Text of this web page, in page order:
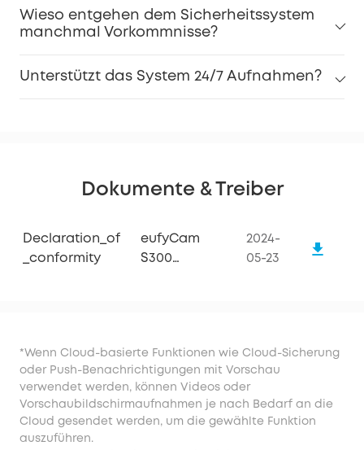
Wieso entgehen dem Sicherheitssystem
manchmal Vorkommnisse?
Unterstützt das System 24/7 Aufnahmen?
Dokumente & Treiber
Declaration_of
_conformity
eufyCam
S300
2024-
05-23
*Wenn Cloud-basierte Funktionen wie Cloud-Sicherung
oder Push-Benachrichtigungen mit Vorschau
verwendet werden, können Videos oder
Vorschaubildschirmaufnahmen je nach Bedarf an die
Cloud gesendet werden, um die gewählte Funktion
auszuführen.